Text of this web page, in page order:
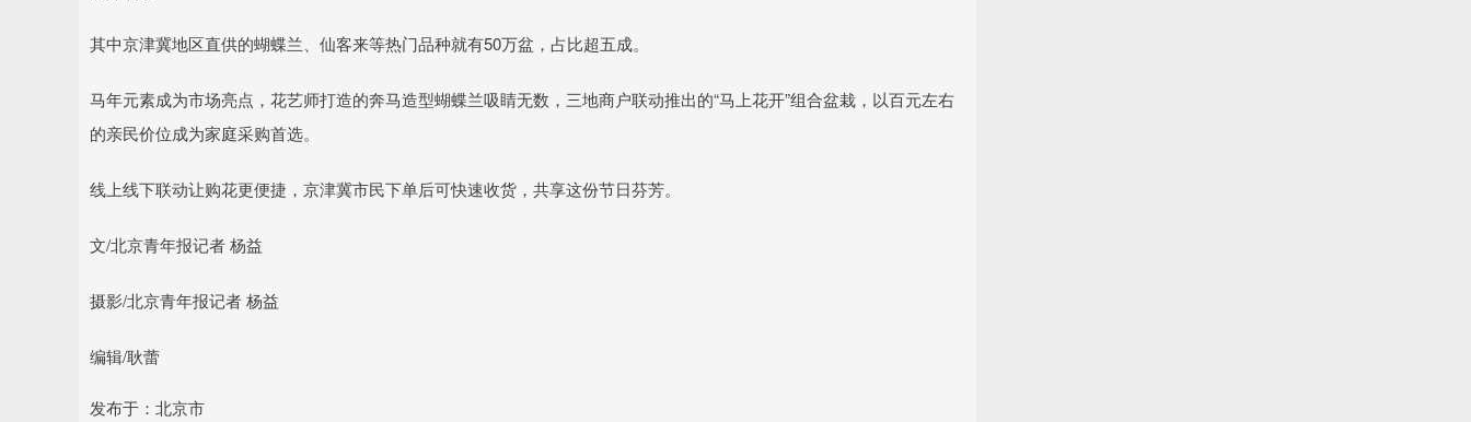
其中京津冀地区直供的蝴蝶兰、仙客来等热门品种就有50万盆，占比超五成。
马年元素成为市场亮点，花艺师打造的奔马造型蝴蝶兰吸睛无数，三地商户联动推出的“马上花开”组合盆栽，以百元左右
的亲民价位成为家庭采购首选。
线上线下联动让购花更便捷，京津冀市民下单后可快速收货，共享这份节日芬芳。
文/北京青年报记者 杨益
摄影/北京青年报记者 杨益
编辑/耿蕾
发布于：北京市